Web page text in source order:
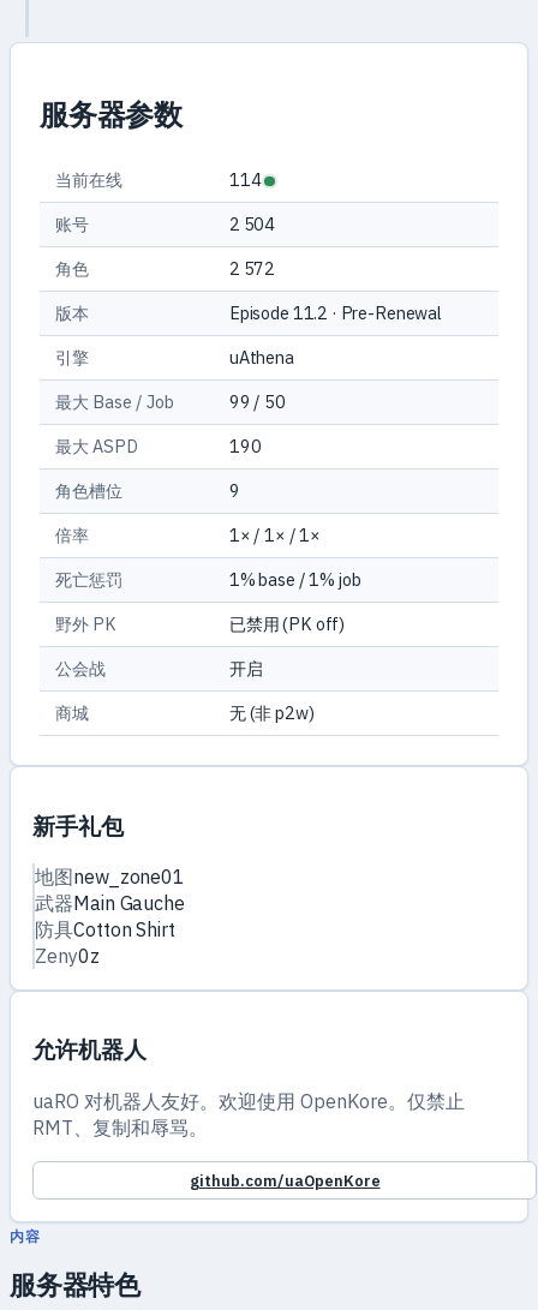
服务器参数
当前在线
114
账号
2 504
角色
2 572
版本
Episode 11.2 · Pre-Renewal
引擎
uAthena
最大 Base / Job
99 / 50
最大 ASPD
190
角色槽位
9
倍率
1× / 1× / 1×
死亡惩罚
1% base / 1% job
野外 PK
已禁用 (PK off)
公会战
开启
商城
无 (非 p2w)
新手礼包
地图new_zone01
武器Main Gauche
防具Cotton Shirt
Zeny0z
允许机器人
uaRO 对机器人友好。欢迎使用 OpenKore。仅禁止
RMT、复制和辱骂。
github.com/uaOpenKore
内容
服务器特色